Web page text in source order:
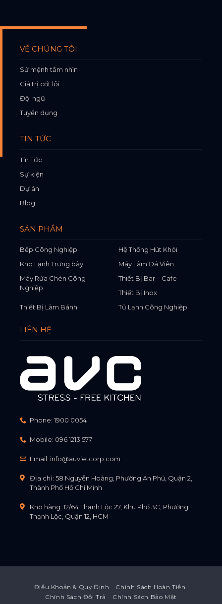
VỀ CHÚNG TÔI
Sứ mệnh tầm nhìn
Giá trị cốt lõi
Đội ngũ
Tuyển dụng
TIN TỨC
Tin Tức
Sự kiện
Dự án
Blog
SẢN PHẨM
Bếp Công Nghiệp
Hệ Thống Hút Khói
Kho Lạnh Trưng bày
Máy Làm Đá Viên
Máy Rửa Chén Công
Nghiệp
Thiết Bị Bar – Cafe
Thiết Bị Inox
Thiết Bị Làm Bánh
Tủ Lạnh Công Nghiệp
LIÊN HỆ
Phone: 1900 0054
Mobile: 096 1213 577
Email: info@auvietcorp.com
Địa chỉ: 58 Nguyễn Hoàng, Phường An Phú, Quận 2,
Thành Phố Hồ Chí Minh
Kho hàng: 12/64 Thạnh Lộc 27, Khu Phố 3C, Phường
Thạnh Lộc, Quận 12, HCM
Điều Khoản & Quy Định
Chính Sách Hoàn Tiền
Chính Sách Đổi Trả
Chính Sách Bảo Mật